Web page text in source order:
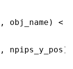
, obj_name ) <
, npips_y_pos )